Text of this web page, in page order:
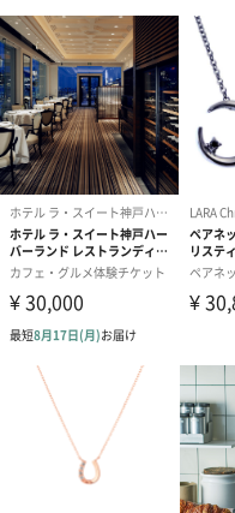
フラワーテディベア
（2,390円）
紅茶・コーヒー・スイー
紅茶・コーヒー・スイーツ
への＋αにおすすめです。